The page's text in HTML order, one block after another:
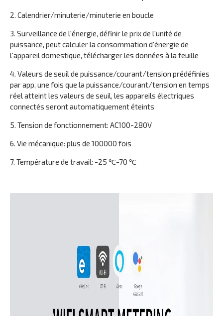
2. Calendrier/minuterie/minuterie en boucle
3. Surveillance de l'énergie, définir le prix de l'unité de
puissance, peut calculer la consommation d'énergie de
l'appareil domestique, télécharger les données à la feuille
4. Valeurs de seuil de puissance/courant/tension prédéfinies
par app, une fois que la puissance/courant/tension en temps
réel atteint les valeurs de seuil, les appareils électriques
connectés seront automatiquement éteints
5. Tension de fonctionnement: AC100-280V
6. Vie mécanique: plus de 100000 fois
7. Température de travail: -25 ℃-70 ℃